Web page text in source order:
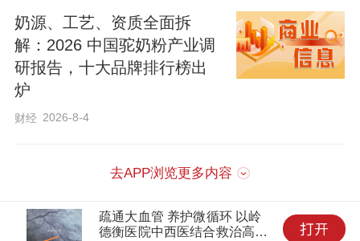
盖，病虫害以绿色防控、物理防治为主，
不等菜生病再“吃药”，而是提前管护、壮苗
固本，不让一棵有风险的菜流向餐桌。企
业还与中国农科院、河北省农科院、河北
农业大学联手搞产学研，把专家请进田
菜58道工序”种植模式，让小韭菜也有了大
标准。
奶源、工艺、资质全面拆
解：2026 中国驼奶粉产业调
研报告，十大品牌排行榜出
炉
财经 2026-8-4
去APP浏览更多内容
疏通大血管 养护微循环 以岭
德衡医院中西医结合救治高危